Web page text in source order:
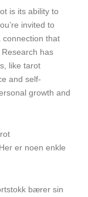
is its ability to
invited to
connection that
has
like tarot
and self-
growth and
er noen enkle
bærer sin